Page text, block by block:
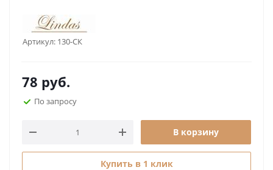
Артикул: 130-СК
78 руб.
По запросу
В корзину
Купить в 1 клик